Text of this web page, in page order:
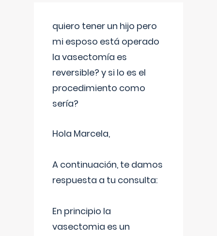
quiero tener un hijo pero
mi esposo está operado
la vasectomía es
reversible? y si lo es el
procedimiento como
sería?
Hola Marcela,
A continuación, te damos
respuesta a tu consulta:
En principio la
vasectomia es un